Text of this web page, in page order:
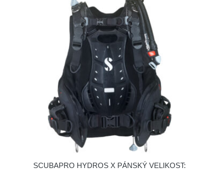
SCUBAPRO HYDROS X PÁNSKÝ VELIKOST: